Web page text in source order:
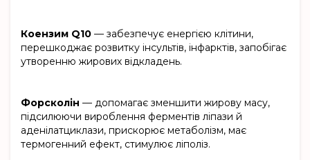
Коензим Q10 — забезпечує енергією клітини,
перешкоджає розвитку інсультів, інфарктів, запобігає
утворенню жирових відкладень.
Форсколін — допомагає зменшити жирову масу,
підсилюючи вироблення ферментів ліпази й
аденілатциклази, прискорює метаболізм, має
термогенний ефект, стимулює ліполіз.